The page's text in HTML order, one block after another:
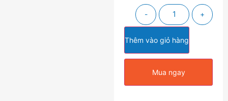
- +
Thêm vào giỏ hàng
Mua ngay